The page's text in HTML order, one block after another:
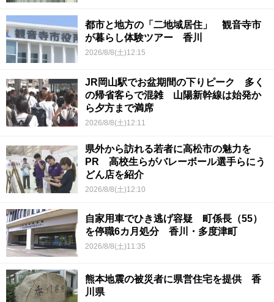
都市と地方の「二地域居住」 観音寺市
が暮らし体験ツアー 香川
2026/8/8(土)12:15
JR岡山駅でお盆期間の下りピーク 多く
の帰省客らで混雑 山陽新幹線は始発か
ら夕方まで満席
2026/8/8(土)12:11
県外から訪れる若者に高松市の魅力を
PR 高校生らがバレーボール選手らにう
どん店を紹介
2026/8/8(土)12:10
自家用車でひき逃げ容疑 町係長（55）
を停職6カ月処分 香川・多度津町
2026/8/8(土)11:35
熊本地震の被災者に県営住宅を提供 香
川県